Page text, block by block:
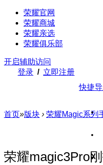
荣耀官网
荣耀商城
荣耀亲选
荣耀俱乐部
开启辅助访问
登录 / 立即注册
快捷
首页»版块 › 荣耀Magic系列
荣耀magic3Pro